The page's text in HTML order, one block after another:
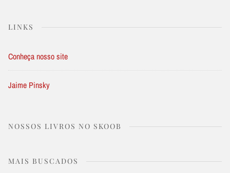
LINKS
Conheça nosso site
Jaime Pinsky
NOSSOS LIVROS NO SKOOB
MAIS BUSCADOS